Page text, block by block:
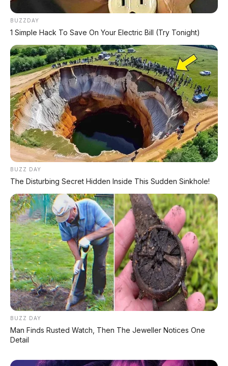
BUZZDAY
1 Simple Hack To Save On Your Electric Bill (Try Tonight)
BUZZ DAY
The Disturbing Secret Hidden Inside This Sudden Sinkhole!
BUZZ DAY
Man Finds Rusted Watch, Then The Jeweller Notices One
Detail